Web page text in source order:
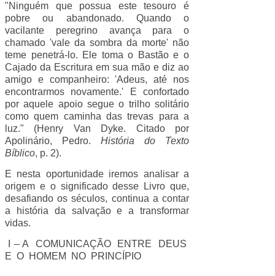
"Ninguém que possua este tesouro é
pobre ou abandonado. Quando o
vacilante peregrino avança para o
chamado 'vale da sombra da morte' não
teme penetrá-lo. Ele toma o Bastão e o
Cajado da Escritura em sua mão e diz ao
amigo e companheiro: 'Adeus, até nos
encontrarmos novamente.' E confortado
por aquele apoio segue o trilho solitário
como quem caminha das trevas para a
luz." (Henry Van Dyke. Citado por
Apolinário, Pedro. História do Texto
Bíblico, p. 2).
E nesta oportunidade iremos analisar a
origem e o significado desse Livro que,
desafiando os séculos, continua a contar
a história da salvação e a transformar
vidas.
I – A COMUNICAÇÃO ENTRE DEUS
E O HOMEM NO PRINCÍPIO